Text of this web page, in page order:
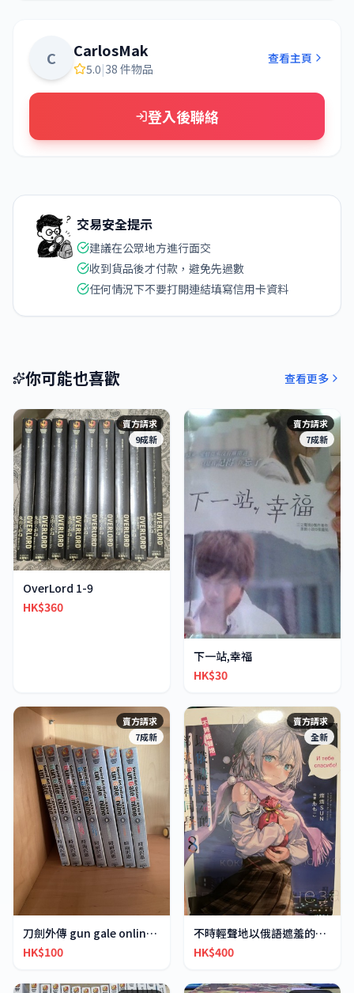
C CarlosMak
5.0|38 件物品
查看主頁
登入後聯絡
交易安全提示
建議在公眾地方進行面交
收到貨品後才付款，避免先過數
任何情況下不要打開連結填寫信用卡資料
你可能也喜歡 查看更多
賣方請求
9成新
OverLord 1-9
HK$360
賣方請求
7成新
下一站,幸福
HK$30
賣方請求
7成新
刀劍外傳 gun gale online 1-7
HK$100
賣方請求
全新
不時輕聲地以俄語遮羞的鄰座艾莉同學1-8
HK$400